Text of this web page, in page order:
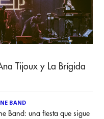
Tijoux y La Brígida
BAND
Band: una fiesta que sigue